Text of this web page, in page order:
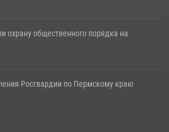
охрану общественного порядка на
Росгвардии по Пермскому краю